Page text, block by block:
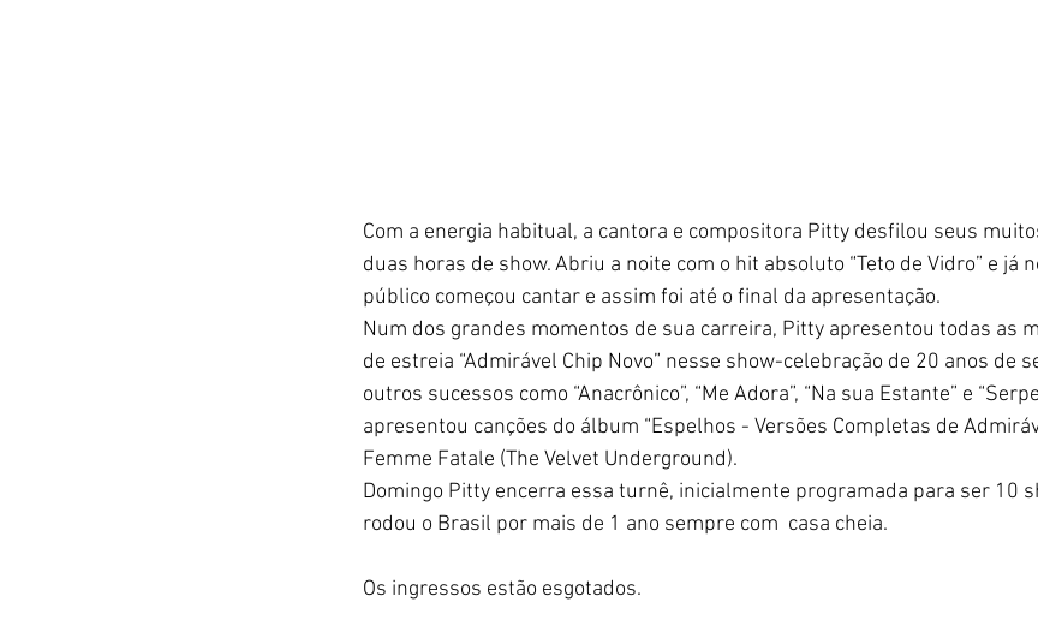
Com a energia habitual, a cantora e compositora Pitty desfilou seus
duas horas de show. Abriu a noite com o hit absoluto “Teto de Vidro” e já
público começou cantar e assim foi até o final da apresentação.
Num dos grandes momentos de sua carreira, Pitty apresentou todas as
de estreia “Admirável Chip Novo” nesse show-celebração de 20 anos de
outros sucessos como “Anacrônico”, “Me Adora”, “Na sua Estante” e
apresentou canções do álbum “Espelhos - Versões Completas de
Femme Fatale (The Velvet Underground).
Domingo Pitty encerra essa turnê, inicialmente programada para ser 10
rodou o Brasil por mais de 1 ano sempre com  casa cheia.
Os ingressos estão esgotados.